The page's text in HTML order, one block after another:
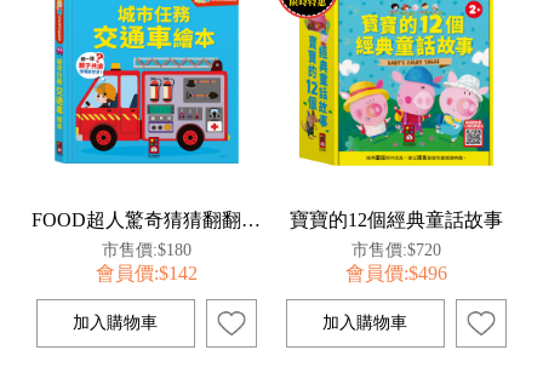
FOOD超人驚奇猜猜翻翻書-城市任務交通車繪本
市售價:$180
會員價:$142
寶寶的12個經典童話故事
市售價:$720
會員價:$496